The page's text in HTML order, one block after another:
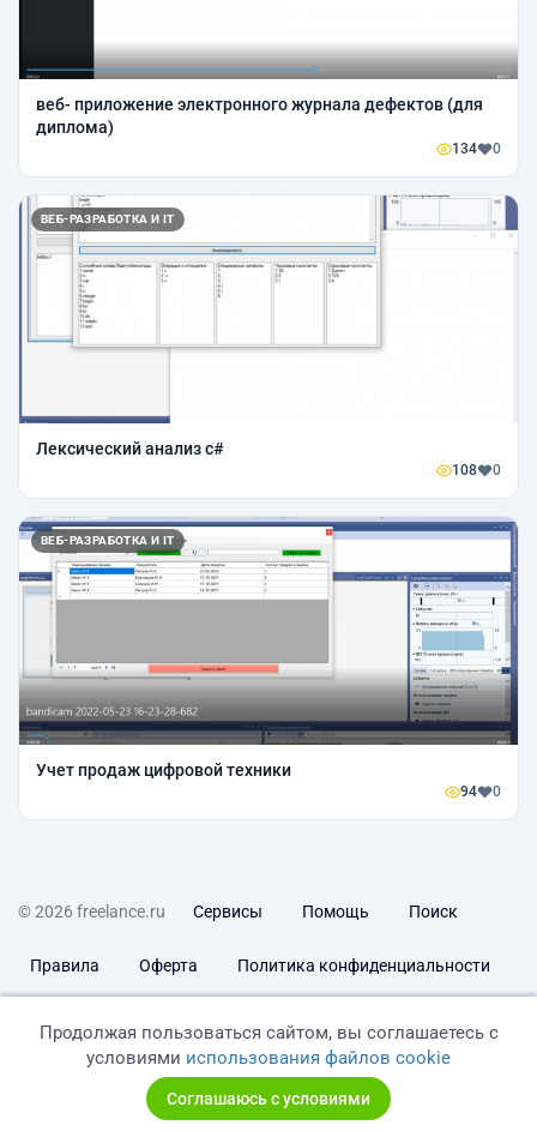
веб- приложение электронного журнала дефектов (для
диплома)
134 0
ВЕБ-РАЗРАБОТКА И IT
Лексический анализ c#
108 0
ВЕБ-РАЗРАБОТКА И IT
Учет продаж цифровой техники
94 0
© 2026 freelance.ru Сервисы Помощь Поиск
Правила Оферта Политика конфиденциальности
Продолжая пользоваться сайтом, вы соглашаетесь с
условиями использования файлов cookie
Соглашаюсь с условиями